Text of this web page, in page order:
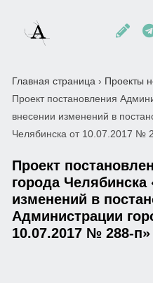
Главная страница › Проекты
Проект постановления
внесении изменений в
Челябинска от 10.07.2017 №
Проект
города Челябинска
изменений в
Администрации
10.07.2017 № 288-п»